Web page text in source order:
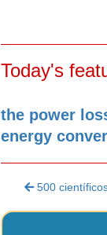
Today's
the power
energy
500